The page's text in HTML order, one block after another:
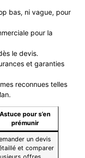
bas, ni vague, pour
pour la
le devis.
et garanties
reconnues telles
Astuce pour s’en
prémunir
un devis
et comparer